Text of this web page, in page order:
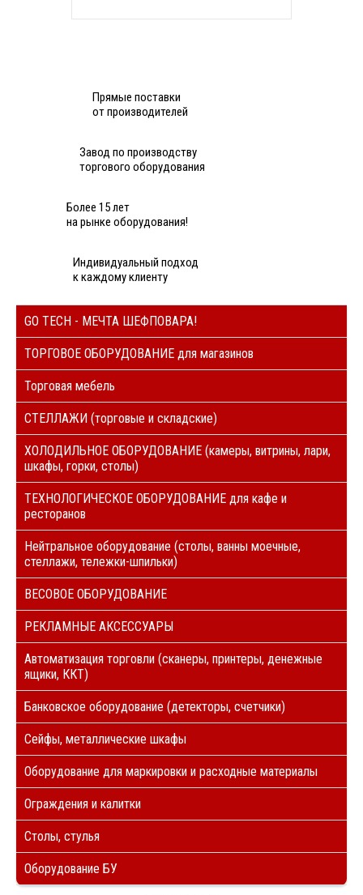
Прямые поставки
от производителей
Завод по производству
торгового оборудования
Более 15 лет
на рынке оборудования!
Индивидуальный подход
к каждому клиенту
GO TECH - МЕЧТА ШЕФПОВАРА!
ТОРГОВОЕ ОБОРУДОВАНИЕ для магазинов
Торговая мебель
СТЕЛЛАЖИ (торговые и складские)
ХОЛОДИЛЬНОЕ ОБОРУДОВАНИЕ (камеры, витрины, лари,
шкафы, горки, столы)
ТЕХНОЛОГИЧЕСКОЕ ОБОРУДОВАНИЕ для кафе и
ресторанов
Нейтральное оборудование (столы, ванны моечные,
стеллажи, тележки-шпильки)
ВЕСОВОЕ ОБОРУДОВАНИЕ
РЕКЛАМНЫЕ АКСЕССУАРЫ
Автоматизация торговли (сканеры, принтеры, денежные
ящики, ККТ)
Банковское оборудование (детекторы, счетчики)
Сейфы, металлические шкафы
Оборудование для маркировки и расходные материалы
Ограждения и калитки
Столы, стулья
Оборудование БУ